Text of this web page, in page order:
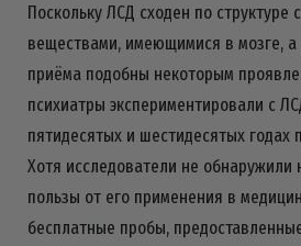
Поскольку ЛСД сходен по структуре
веществами, имеющимися в мозге, а
приёма подобны некоторым
психиатры экспериментировали с
пятидесятых и шестидесятых годах
Хотя исследователи не обнаружили
пользы от его применения в
бесплатные пробы,